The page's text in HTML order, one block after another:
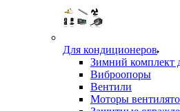
Для кондиционеров
Зимний комплект
Виброопоры
Вентили
Моторы